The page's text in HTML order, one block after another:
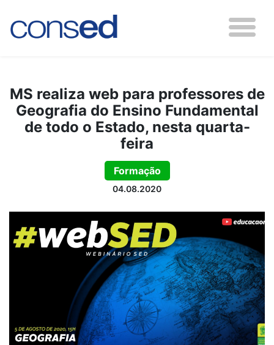
MS realiza web para professores de
Geografia do Ensino Fundamental
de todo o Estado, nesta quarta-
feira
Formação
04.08.2020